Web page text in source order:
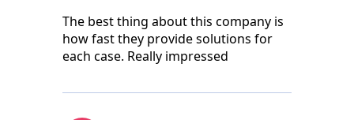
The best thing about this company is
how fast they provide solutions for
each case. Really impressed